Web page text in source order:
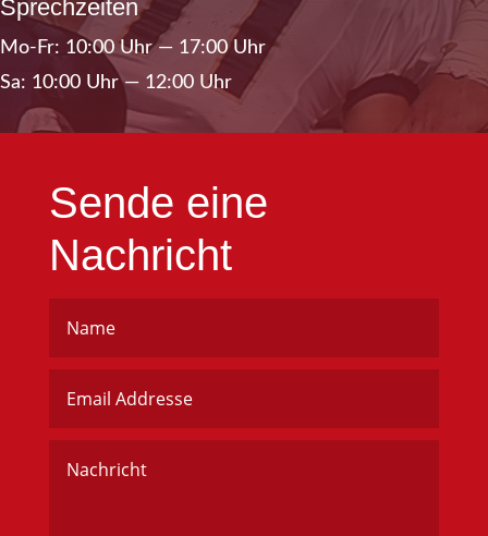
Sprech­zei­ten
Mo-Fr: 10:00 Uhr — 17:00 Uhr
Sa: 10:00 Uhr — 12:00 Uhr
Sen­de eine
Nachricht